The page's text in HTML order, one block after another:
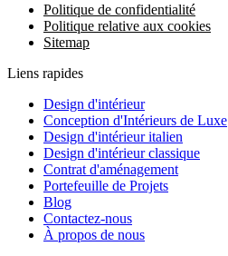
Politique de confidentialité
Politique relative aux cookies
Sitemap
Liens rapides
Design d'intérieur
Conception d'Intérieurs de Luxe
Design d'intérieur italien
Design d'intérieur classique
Contrat d'aménagement
Portefeuille de Projets
Blog
Contactez-nous
À propos de nous